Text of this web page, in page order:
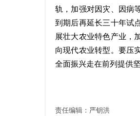
轨，加强对因灾、因病
到期后再延长三十年试
展壮大农业特色产业，
向现代农业转型。要压
全面振兴走在前列提供坚
责任编辑：严钥洪